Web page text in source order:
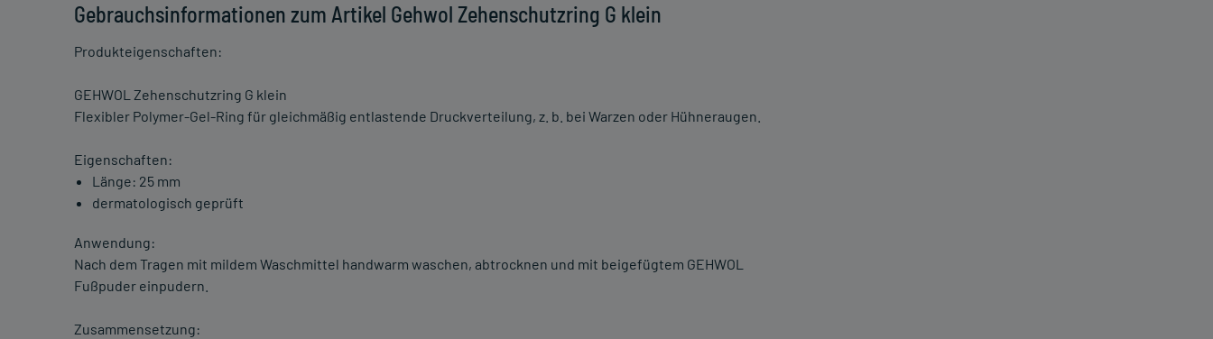
Gebrauchsinformationen zum Artikel Gehwol Zehenschutzring G klein
Produkteigenschaften:
GEHWOL Zehenschutzring G klein
Flexibler Polymer-Gel-Ring für gleichmäßig entlastende Druckverteilung, z. b. bei Warzen oder Hühneraugen.
Eigenschaften:
Länge: 25 mm
dermatologisch geprüft
Anwendung:
Nach dem Tragen mit mildem Waschmittel handwarm waschen, abtrocknen und mit beigefügtem GEHWOL
Fußpuder einpudern.
Zusammensetzung: